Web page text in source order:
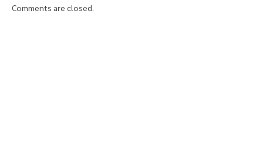
Comments are closed.